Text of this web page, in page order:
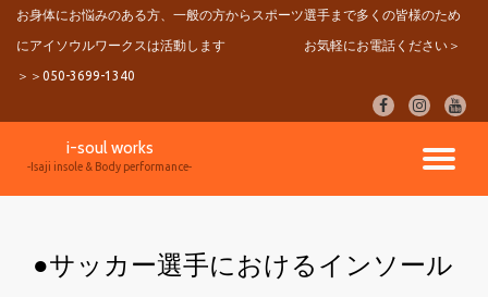
ン
お身体にお悩みのある方、一般の方からスポーツ選手まで多くの皆様のため
にアイソウルワークスは活動します お気軽にお電話ください＞
＞＞050-3699-1340
fa-
facebook
fa-
instagram
fa-
ナ
ゲ
i-soul works
-Isaji insole & Body performance-
●サッカー選手におけるインソール